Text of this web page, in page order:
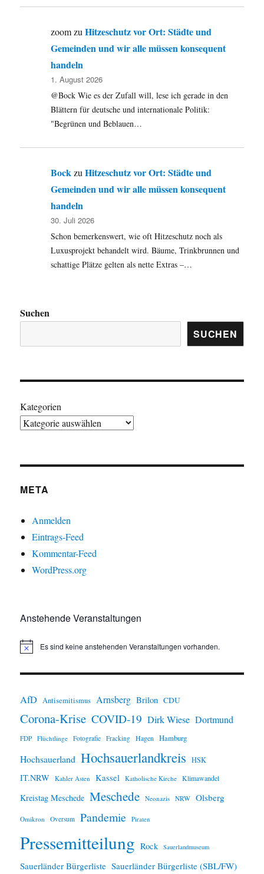
zoomzuHitzeschutz vor Ort: Städte und
Gemeinden und wir alle müssen konsequent
handeln
1. August 2026
@Bock Wie es der Zufall will, lese ich gerade in den
Blättern für deutsche und internationale Politik:
"Begrünen und Beblauen…
BockzuHitzeschutz vor Ort: Städte und
Gemeinden und wir alle müssen konsequent
handeln
30. Juli 2026
Schon bemerkenswert, wie oft Hitzeschutz noch als
Luxusprojekt behandelt wird. Bäume, Trinkbrunnen und
schattige Plätze gelten als nette Extras –…
Suchen
SUCHEN
Kategorien
META
Anmelden
Eintrags-Feed
Kommentar-Feed
WordPress.org
Anstehende Veranstaltungen
H
Es sind keine anstehenden Veranstaltungen vorhanden.
AfD Antisemitismus Arnsberg Brilon CDU
Corona-Krise COVID-19 Dirk Wiese Dortmund
FDP Flüchtlinge Fotografie Fracking Hagen Hamburg
Hochsauerland Hochsauerlandkreis HSK
IT.NRW Kahler Asten Kassel Katholische Kirche Klimawandel
Kreistag Meschede Meschede Neonazis NRW Olsberg
Omikron Oversum Pandemie Piraten
Pressemitteilung Rock Sauerlandmuseum
Sauerländer Bürgerliste Sauerländer Bürgerliste (SBL/FW)